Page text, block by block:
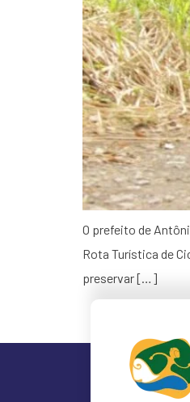
O prefeito de
Rota Turística de
preservar […]